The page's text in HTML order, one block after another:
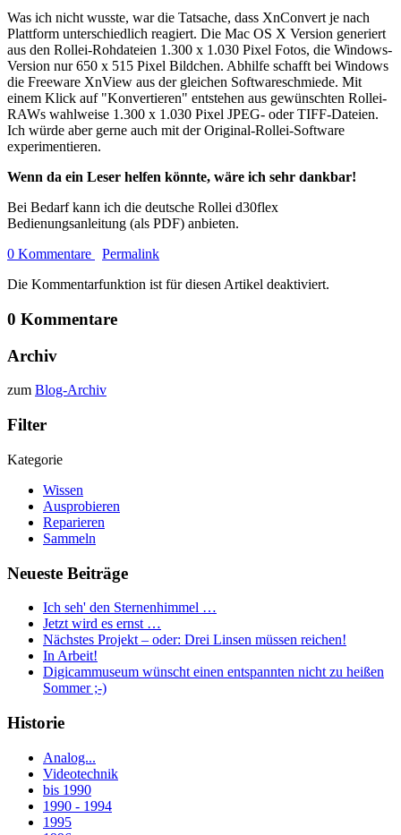
Was ich nicht wusste, war die Tatsache, dass XnConvert je nach
Plattform unterschiedlich reagiert. Die Mac OS X Version generiert
aus den Rollei-Rohdateien 1.300 x 1.030 Pixel Fotos, die Windows-
Version nur 650 x 515 Pixel Bildchen. Abhilfe schafft bei Windows
die Freeware XnView aus der gleichen Softwareschmiede. Mit
einem Klick auf "Konvertieren" entstehen aus gewünschten Rollei-
RAWs wahlweise 1.300 x 1.030 Pixel JPEG- oder TIFF-Dateien.
Ich würde aber gerne auch mit der Original-Rollei-Software
experimentieren.
Wenn da ein Leser helfen könnte, wäre ich sehr dankbar!
Bei Bedarf kann ich die deutsche Rollei d30flex
Bedienungsanleitung (als PDF) anbieten.
0 Kommentare
Permalink
Die Kommentarfunktion ist für diesen Artikel deaktiviert.
0 Kommentare
Archiv
zum Blog-Archiv
Filter
Kategorie
Wissen
Ausprobieren
Reparieren
Sammeln
Neueste Beiträge
Ich seh' den Sternenhimmel …
Jetzt wird es ernst …
Nächstes Projekt – oder: Drei Linsen müssen reichen!
In Arbeit!
Digicammuseum wünscht einen entspannten nicht zu heißen
Sommer ;-)
Historie
Analog...
Videotechnik
bis 1990
1990 - 1994
1995